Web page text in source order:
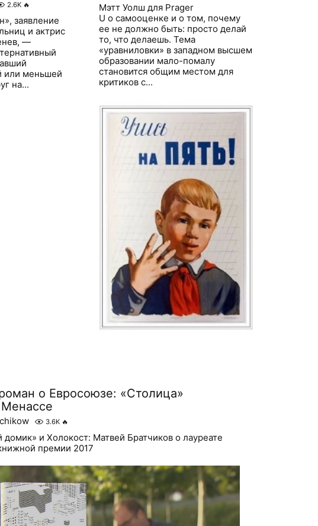
2.6K 🔥
заявление
и актрис
—
или меньшей
на...
Мэтт Уолш для Prager
U о самооценке и о том, почему
ее не должно быть: просто делай
то, что делаешь. Тема
«уравниловки» в западном высшем
образовании мало-помалу
становится общим местом для
критиков с...
о Евросоюзе: «Столица»
3.6K 🔥
домик» и Холокост: Матвей Братчиков о лауреате
премии 2017